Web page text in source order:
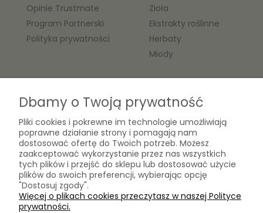
Laboratorium Zielarza Sp. z
o.o.
ul. Kopernika 10A
05-825 Grodzisk Mazowiecki
sklep@laboratoriumzielarza.pl
Opinie Trustmate
Program Partnerski
Polityka prywatności
Zioła
Ekstrakty roślinne
Herbaty
Miody
O nas
Kontakt
Biogram Henryk Różański
Blog
O firmie
Dbamy o Twoją prywatność
Pliki cookies i pokrewne im technologie umożliwiają
poprawne działanie strony i pomagają nam
dostosować ofertę do Twoich potrzeb. Możesz
zaakceptować wykorzystanie przez nas wszystkich
tych plików i przejść do sklepu lub dostosować użycie
plików do swoich preferencji, wybierając opcję
"Dostosuj zgody".
Więcej o plikach cookies przeczytasz w naszej Polityce
prywatności.